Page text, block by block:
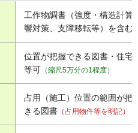
工作物調書（強度・構造計算
響対策、支障移転等）を含む
位置が把握できる図書・住宅
等可 （縮尺5万分の1程度）
占用（施工）位置の範囲が把
きる図書 （占用物件等を明記）